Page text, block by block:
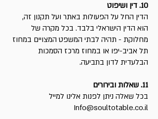
10. דין ושיפוט
הדין החל על הפעולות באתר ועל תקנון זה,
הוא הדין הישראלי בלבד. בכל מקרה של
מחלוקת - תהיה לבתי המשפט המצויים במחוז
תל אביב-יפו או במחוז מרכז הסמכות
הבלעדית לדון בתביעה.
11. שאלות ובירורים
בכל שאלה ניתן לפנות אלינו למייל
Info@soultotable.co.il